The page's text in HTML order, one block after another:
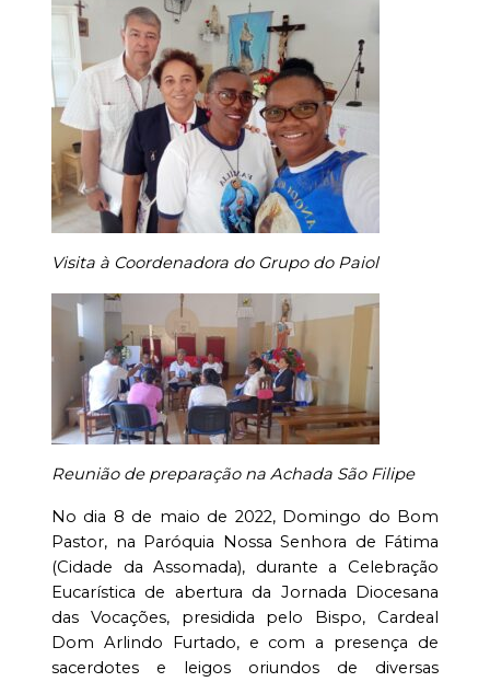
Visita à Coordenadora do Grupo do Paiol
Reunião de preparação na Achada São Filipe
No dia 8 de maio de 2022, Domingo do Bom
Pastor, na Paróquia Nossa Senhora de Fátima
(Cidade da Assomada), durante a Celebração
Eucarística de abertura da Jornada Diocesana
das Vocações, presidida pelo Bispo, Cardeal
Dom Arlindo Furtado, e com a presença de
sacerdotes e leigos oriundos de diversas